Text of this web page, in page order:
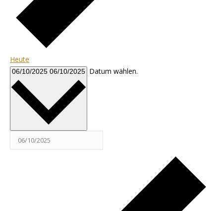
Heute
06/10/2025 06/10/2025 Datum wählen.